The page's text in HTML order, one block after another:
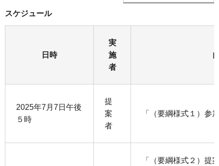
スケジュール
日時
実
施
者
2025年7月7日午後
５時
提
案
者
「（要綱様式１）参
「（要綱様式２）提